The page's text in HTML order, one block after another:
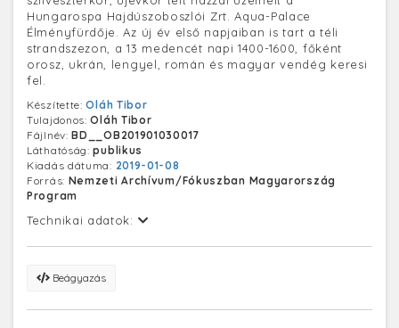
Hungarospa Hajdúszoboszlói Zrt. Aqua-Palace
Élményfürdője. Az új év első napjaiban is tart a téli
strandszezon, a 13 medencét napi 1400-1600, főként
orosz, ukrán, lengyel, román és magyar vendég keresi
fel.
Készítette:Oláh Tibor
Tulajdonos:Oláh Tibor
Fájlnév:BD__OB201901030017
Láthatóság:publikus
Kiadás dátuma: 2019-01-08
Forrás: Nemzeti Archívum/Fókuszban Magyarország
Program
Technikai adatok:
Beágyazás